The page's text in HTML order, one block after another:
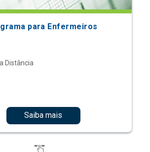
para Enfermeiros
Distância
Saiba mais